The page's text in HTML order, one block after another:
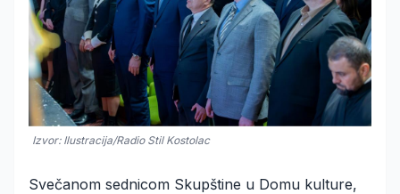
Izvor: Ilustracija/Radio Stil Kostolac
Svečanom sednicom Skupštine u Domu kulture,